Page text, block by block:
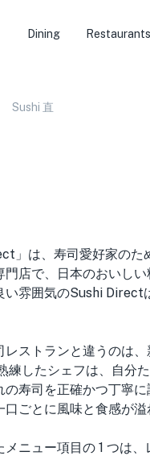
Dining Restaurants
Sushi 直
」は、寿司愛好家のた
店で、日本のおいし
い雰囲気のSushi Direct
ストランと違うのは
練したシェフは、自分
の寿司を正確かつ丁寧
ごとに風味と食感が溢
ニュー項目の 1 つは